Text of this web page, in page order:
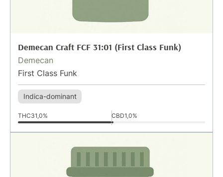
Demecan Craft FCF 31:01 (First Class Funk)
Demecan
First Class Funk
Indica-dominant
THC31,0% CBD1,0%